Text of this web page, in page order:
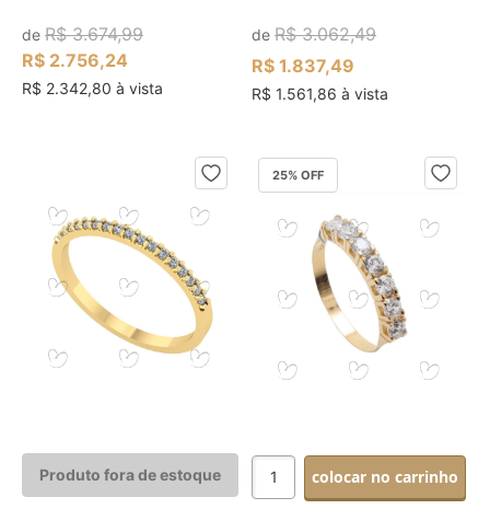
de R$ 3.674,99
R$ 2.756,24
R$ 2.342,80 à vista
deR$ 3.062,49
R$ 1.837,49
R$ 1.561,86 à vista
Produto fora de estoque
25% OFF
colocar no carrinho